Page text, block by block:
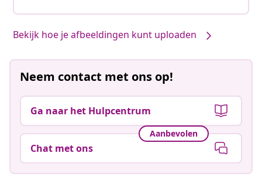
Bekijk hoe je afbeeldingen kunt uploaden
Neem contact met ons op!
Ga naar het Hulpcentrum
Aanbevolen
Chat met ons